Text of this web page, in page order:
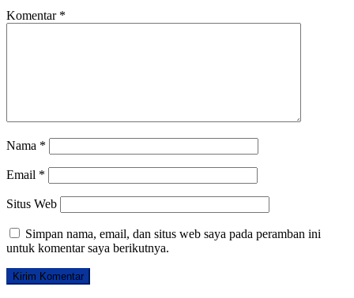
Komentar *
Nama *
Email *
Situs Web
Simpan nama, email, dan situs web saya pada peramban ini
untuk komentar saya berikutnya.